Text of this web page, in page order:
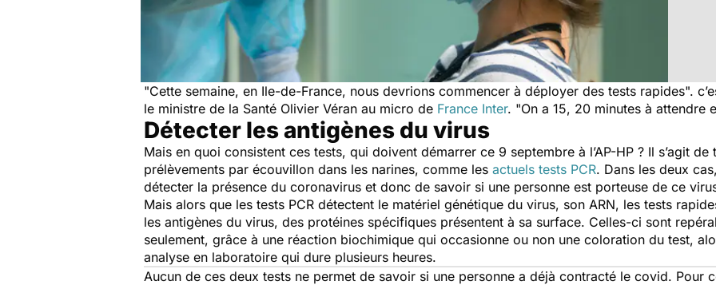
"Cette semaine, en Ile-de-France, nous devrions commencer à déployer des tests rapides".
le ministre de la Santé Olivier Véran au micro de France Inter. "On a 15, 20 minutes à attendre
Détecter les antigènes du virus
Mais en quoi consistent ces tests, qui doivent démarrer ce 9 septembre à l’AP-HP ? Il s’agit de
prélèvements par écouvillon dans les narines, comme les actuels tests PCR. Dans les deux
détecter la présence du coronavirus et donc de savoir si une personne est porteuse de ce
Mais alors que les tests PCR détectent le matériel génétique du virus, son ARN, les tests
les antigènes du virus, des protéines spécifiques présentent à sa surface. Celles-ci sont
seulement, grâce à une réaction biochimique qui occasionne ou non une coloration du test,
analyse en laboratoire qui dure plusieurs heures.
Aucun de ces deux tests ne permet de savoir si une personne a déjà contracté le covid. Pour